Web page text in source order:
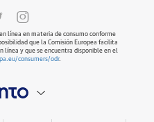
línea en materia de consumo conforme
que la Comisión Europea facilita
y que se encuentra disponible en el
consumers/odr.